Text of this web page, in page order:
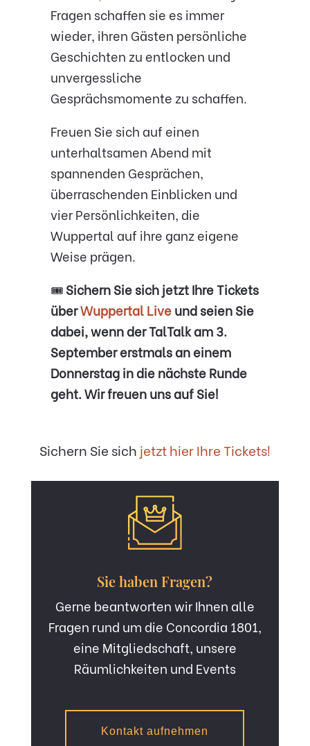
Fragen schaffen sie es immer
wieder, ihren Gästen persönliche
Geschichten zu entlocken und
unvergessliche
Gesprächsmomente zu schaffen.
Freuen Sie sich auf einen
unterhaltsamen Abend mit
spannenden Gesprächen,
überraschenden Einblicken und
vier Persönlichkeiten, die
Wuppertal auf ihre ganz eigene
Weise prägen.
🎟️Sichern Sie sich jetzt Ihre Tickets
überWuppertal Liveund seien Sie
dabei, wenn der TalTalk am 3.
September erstmals an einem
Donnerstag in die nächste Runde
geht. Wir freuen uns auf Sie!
Sichern Sie sich jetzt hier Ihre Tickets!
Sie haben Fragen?
Gerne beantworten wir Ihnen alle
Fragen rund um die Concordia 1801,
eine Mitgliedschaft, unsere
Räumlichkeiten und Events
Kontakt aufnehmen